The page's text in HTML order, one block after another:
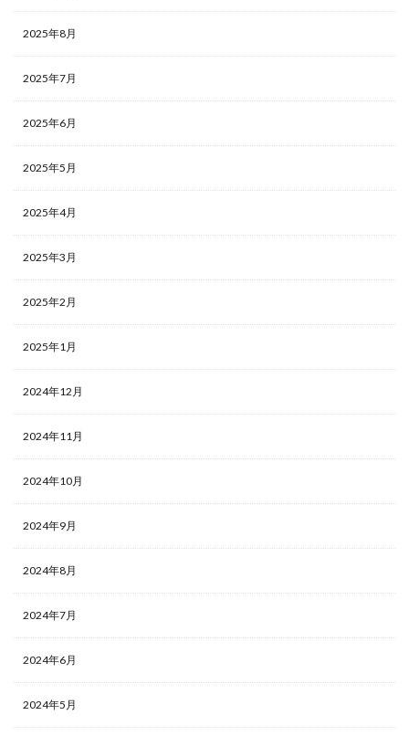
2025年8月
2025年7月
2025年6月
2025年5月
2025年4月
2025年3月
2025年2月
2025年1月
2024年12月
2024年11月
2024年10月
2024年9月
2024年8月
2024年7月
2024年6月
2024年5月